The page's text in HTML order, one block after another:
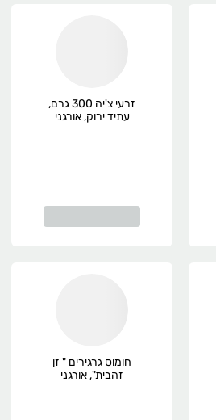
זרעי צ'יה 300 גרם,
עתיד ירוק, אורגני
חומוס גרגירים " זן
זהבית", אורגני